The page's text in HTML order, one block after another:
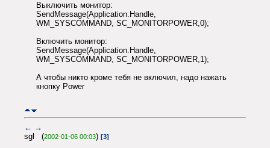
Выключить монитор:
SendMessage(Application.Handle,
WM_SYSCOMMAND, SC_MONITORPOWER,0);
Включить монитор:
SendMessage(Application.Handle,
WM_SYSCOMMAND, SC_MONITORPOWER,1);
А чтобы никто кроме тебя не включил, надо нажать
кнопку Power
← →
sgl (2002-01-06 00:03) [3]